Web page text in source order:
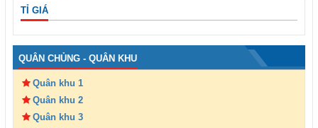
TỈ GIÁ
QUÂN CHỦNG - QUÂN KHU
Quân khu 1
Quân khu 2
Quân khu 3